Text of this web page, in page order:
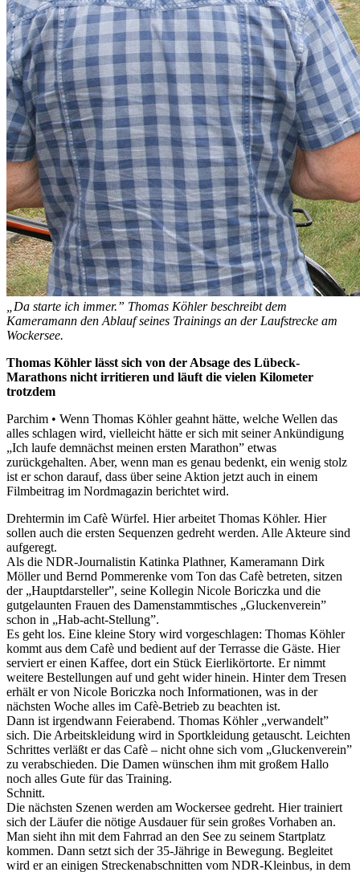
„Da starte ich immer.” Thomas Köhler beschreibt dem
Kameramann den Ablauf seines Trainings an der Laufstrecke am
Wockersee.
Thomas Köhler lässt sich von der Absage des Lübeck-
Marathons nicht irritieren und läuft die vielen Kilometer
trotzdem
Parchim • Wenn Thomas Köhler geahnt hätte, welche Wellen das
alles schlagen wird, vielleicht hätte er sich mit seiner Ankündigung
„Ich laufe demnächst meinen ersten Marathon” etwas
zurückgehalten. Aber, wenn man es genau bedenkt, ein wenig stolz
ist er schon darauf, dass über seine Aktion jetzt auch in einem
Filmbeitrag im Nordmagazin berichtet wird.
Drehtermin im Cafè Würfel. Hier arbeitet Thomas Köhler. Hier
sollen auch die ersten Sequenzen gedreht werden. Alle Akteure sind
aufgeregt.
Als die NDR-Journalistin Katinka Plathner, Kameramann Dirk
Möller und Bernd Pommerenke vom Ton das Cafè betreten, sitzen
der „Hauptdarsteller”, seine Kollegin Nicole Boriczka und die
gutgelaunten Frauen des Damenstammtisches „Gluckenverein”
schon in „Hab-acht-Stellung”.
Es geht los. Eine kleine Story wird vorgeschlagen: Thomas Köhler
kommt aus dem Cafè und bedient auf der Terrasse die Gäste. Hier
serviert er einen Kaffee, dort ein Stück Eierlikörtorte. Er nimmt
weitere Bestellungen auf und geht wider hinein. Hinter dem Tresen
erhält er von Nicole Boriczka noch Informationen, was in der
nächsten Woche alles im Cafè-Betrieb zu beachten ist.
Dann ist irgendwann Feierabend. Thomas Köhler „verwandelt”
sich. Die Arbeitskleidung wird in Sportkleidung getauscht. Leichten
Schrittes verläßt er das Cafè – nicht ohne sich vom „Gluckenverein”
zu verabschieden. Die Damen wünschen ihm mit großem Hallo
noch alles Gute für das Training.
Schnitt.
Die nächsten Szenen werden am Wockersee gedreht. Hier trainiert
sich der Läufer die nötige Ausdauer für sein großes Vorhaben an.
Man sieht ihn mit dem Fahrrad an den See zu seinem Startplatz
kommen. Dann setzt sich der 35-Jährige in Bewegung. Begleitet
wird er an einigen Streckenabschnitten vom NDR-Kleinbus, in dem